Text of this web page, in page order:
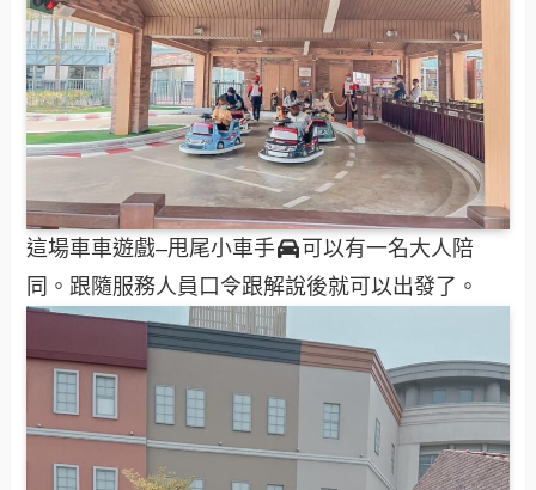
這場車車遊戲–甩尾小車手
可以有一名大人陪
同。跟隨服務人員口令跟解說後就可以出發了。